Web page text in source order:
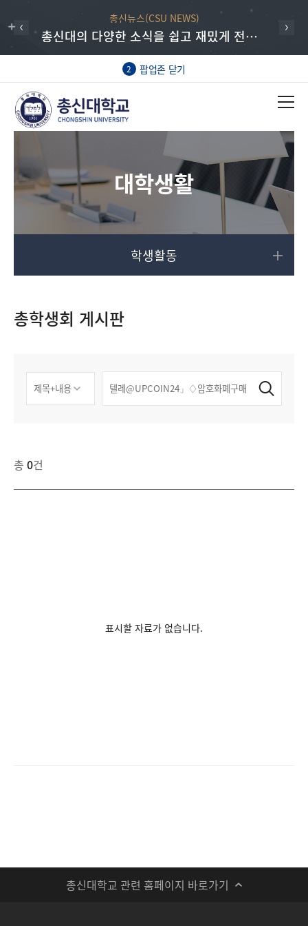
총신뉴스(CSU NEWS)
총신대의 다양한 소식을 쉽고 재밌게 전하는 총신뉴스
2 팝업존 닫기
대학생활
학생활동
총학생회 게시판
총 0건
표시할 자료가 없습니다.
총신대학교 관련 홈페이지 바로가기